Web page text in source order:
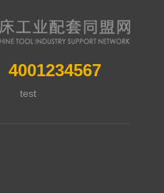
4001234567
test